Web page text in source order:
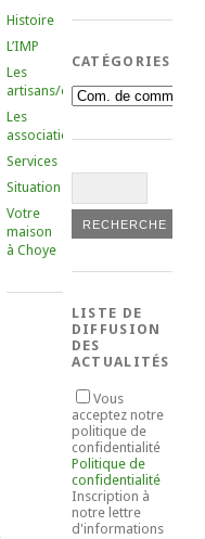
Histoire
L’IMP
Les
artisans/commerçants
Les
associations
Services
Situation
Votre
maison
à Choye
CATÉGORIES
Catégories
LISTE DE
DIFFUSION
DES
ACTUALITÉS
Vous
acceptez notre
politique de
confidentialité
Politique de
confidentialité
Inscription à
notre lettre
d'informations